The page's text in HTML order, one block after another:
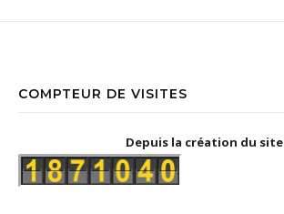
COMPTEUR DE VISITES
Depuis la création du site